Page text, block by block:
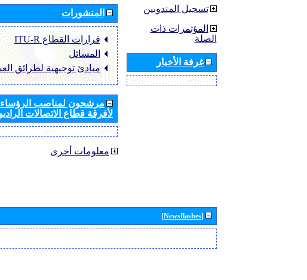
المنشورات
قرارات القطاع ‏ITU-R
المسائل
مبادئ توجيهية لطرائق
مرشحون لمناصب الرؤساء
لأفرقة قطاع الاتصالات
معلومات أخرى
تسجيل المندوبين
المؤتمرات ذات
الصلة
غرفة الأخبار
[Newsflashes]